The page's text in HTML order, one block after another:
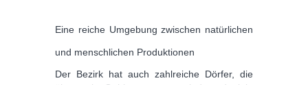
Eine reiche Umgebung zwischen natürlichen
und menschlichen Produktionen
Der Bezirk hat auch zahlreiche Dörfer, die